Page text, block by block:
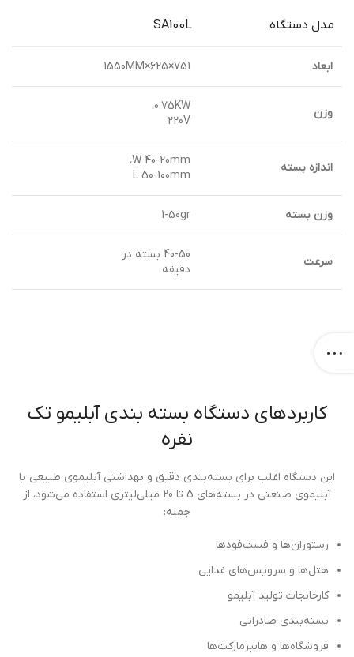
مدل دستگاه SA100L
ابعاد 751×625×1550MM
وزن
0.75KW،
220V
اندازه بسته
W 40-20mm،
L 50-100mm
وزن بسته 1-50gr
سرعت
40-50 بسته در
دقیقه
کاربردهای دستگاه بسته بندی آبلیمو تک
نفره
این دستگاه اغلب برای بسته‌بندی دقیق و بهداشتی آبلیموی طبیعی یا
آبلیموی صنعتی در بسته‌های 5 تا 20 میلی‌لیتری استفاده می‌شود، از
جمله:
رستوران‌ها و فست‌فودها
هتل‌ها و سرویس‌های غذایی
کارخانجات تولید آبلیمو
بسته‌بندی صادراتی
فروشگاه‌ها و هایپرمارکت‌ها